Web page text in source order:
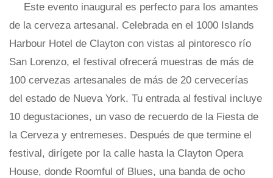
Este evento inaugural es perfecto para los amantes
de la cerveza artesanal. Celebrada en el 1000 Islands
Harbour Hotel de Clayton con vistas al pintoresco río
San Lorenzo, el festival ofrecerá muestras de más de
100 cervezas artesanales de más de 20 cervecerías
del estado de Nueva York. Tu entrada al festival incluye
10 degustaciones, un vaso de recuerdo de la Fiesta de
la Cerveza y entremeses. Después de que termine el
festival, dirígete por la calle hasta la Clayton Opera
House, donde Roomful of Blues, una banda de ocho